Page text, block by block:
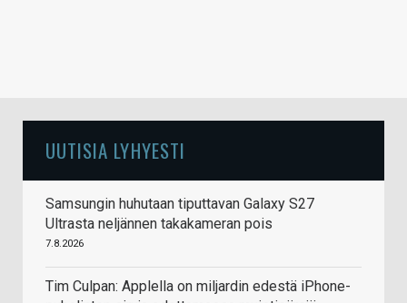
UUTISIA LYHYESTI
Samsungin huhutaan tiputtavan Galaxy S27
Ultrasta neljännen takakameran pois
7.8.2026
Tim Culpan: Applella on miljardin edestä iPhone-